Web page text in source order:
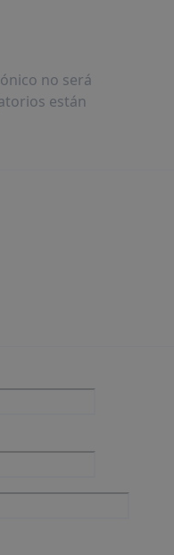
no será
están